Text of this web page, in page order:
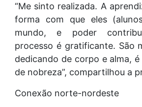
“Me sinto realizada. A
forma com que eles
mundo, e poder
processo é gratificante. São
dedicando de corpo e alma,
de nobreza”, compartilhou a
Conexão norte-nordeste